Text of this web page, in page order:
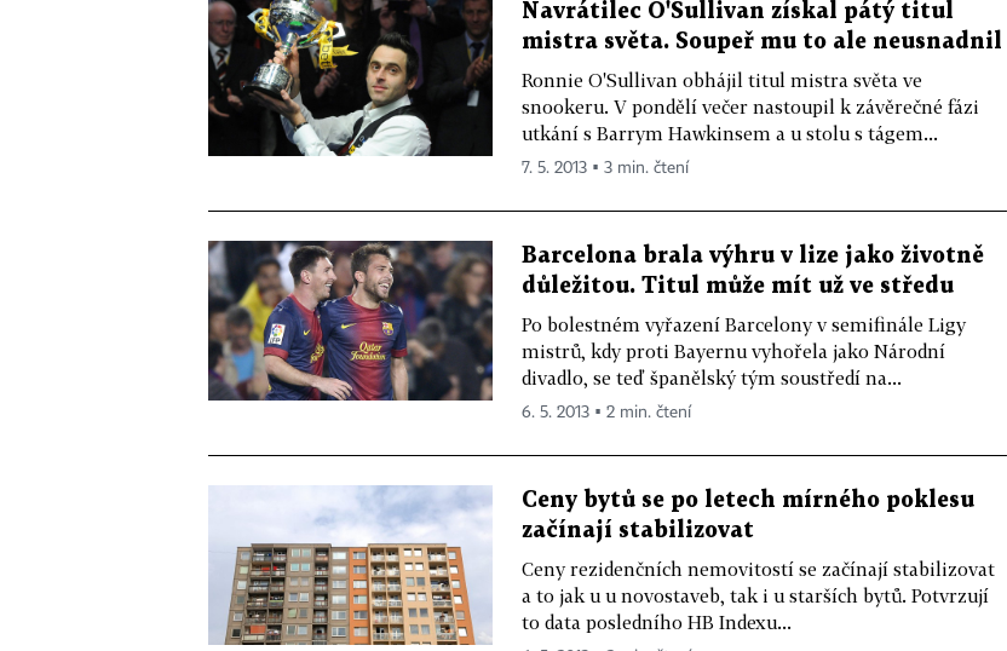
Navrátilec O'Sullivan získal pátý titul
mistra světa. Soupeř mu to ale neusnadnil
Ronnie O'Sullivan obhájil titul mistra světa ve
snookeru. V pondělí večer nastoupil k závěrečné fázi
utkání s Barrym Hawkinsem a u stolu s tágem...
7. 5. 2013 ▪ 3 min. čtení
Barcelona brala výhru v lize jako životně
důležitou. Titul může mít už ve středu
Po bolestném vyřazení Barcelony v semifinále Ligy
mistrů, kdy proti Bayernu vyhořela jako Národní
divadlo, se teď španělský tým soustředí na...
6. 5. 2013 ▪ 2 min. čtení
Ceny bytů se po letech mírného poklesu
začínají stabilizovat
Ceny rezidenčních nemovitostí se začínají stabilizovat
a to jak u u novostaveb, tak i u starších bytů. Potvrzují
to data posledního HB Indexu...